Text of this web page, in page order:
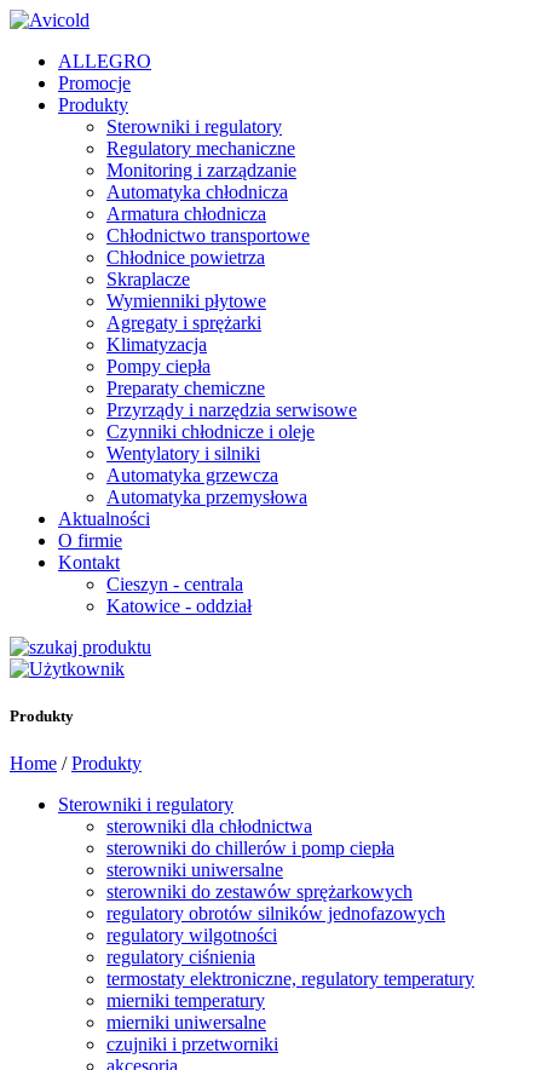
ALLEGRO
Promocje
Produkty
Sterowniki i regulatory
Regulatory mechaniczne
Monitoring i zarządzanie
Automatyka chłodnicza
Armatura chłodnicza
Chłodnictwo transportowe
Chłodnice powietrza
Skraplacze
Wymienniki płytowe
Agregaty i sprężarki
Klimatyzacja
Pompy ciepła
Preparaty chemiczne
Przyrządy i narzędzia serwisowe
Czynniki chłodnicze i oleje
Wentylatory i silniki
Automatyka grzewcza
Automatyka przemysłowa
Aktualności
O firmie
Kontakt
Cieszyn - centrala
Katowice - oddział
Produkty
Home /Produkty
Sterowniki i regulatory
sterowniki dla chłodnictwa
sterowniki do chillerów i pomp ciepła
sterowniki uniwersalne
sterowniki do zestawów sprężarkowych
regulatory obrotów silników jednofazowych
regulatory wilgotności
regulatory ciśnienia
termostaty elektroniczne, regulatory temperatury
mierniki temperatury
mierniki uniwersalne
czujniki i przetworniki